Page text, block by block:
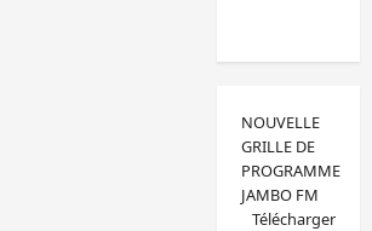
NOUVELLE
GRILLE DE
PROGRAMME
JAMBO FM
Télécharger